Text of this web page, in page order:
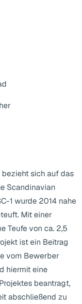
sich auf das
Scandinavian
1 wurde 2014 nahe
Mit einer
Teufe von ca. 2,5
ist ein Beitrag
vom Bewerber
hiermit eine
beantragt,
abschließend zu